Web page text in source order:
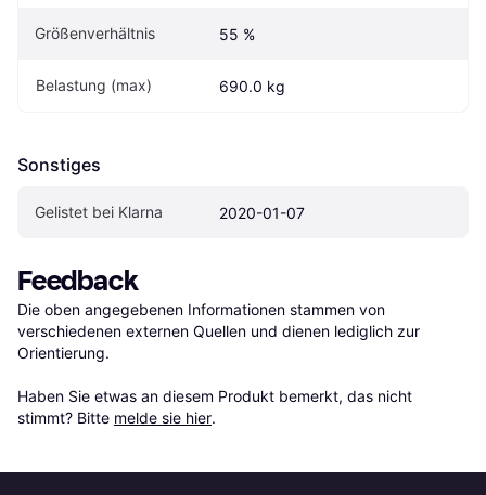
Größenverhältnis 55 %
Belastung (max) 690.0 kg
Sonstiges
Gelistet bei Klarna 2020-01-07
Feedback
Die oben angegebenen Informationen stammen von
verschiedenen externen Quellen und dienen lediglich zur
Orientierung.
Haben Sie etwas an diesem Produkt bemerkt, das nicht
stimmt? Bitte melde sie hier.